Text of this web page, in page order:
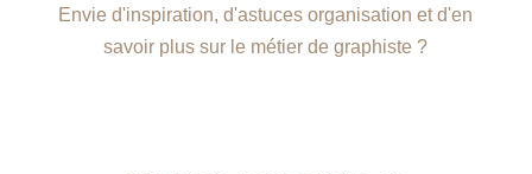
Envie d'inspiration, d'astuces organisation et d'en
savoir plus sur le métier de graphiste ?